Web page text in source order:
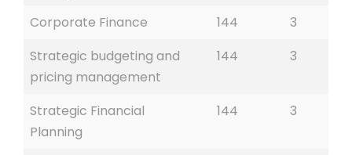
Corporate Finance 144
3
Strategic budgeting and
pricing management
144 3
Strategic Financial
Planning
144 3